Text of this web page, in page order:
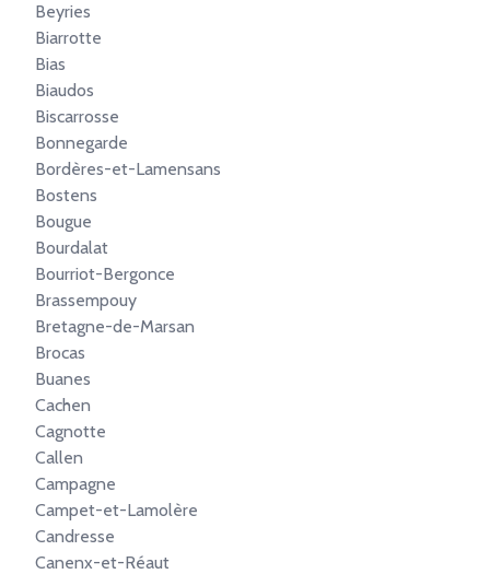
Beyries
Biarrotte
Bias
Biaudos
Biscarrosse
Bonnegarde
Bordères-et-Lamensans
Bostens
Bougue
Bourdalat
Bourriot-Bergonce
Brassempouy
Bretagne-de-Marsan
Brocas
Buanes
Cachen
Cagnotte
Callen
Campagne
Campet-et-Lamolère
Candresse
Canenx-et-Réaut